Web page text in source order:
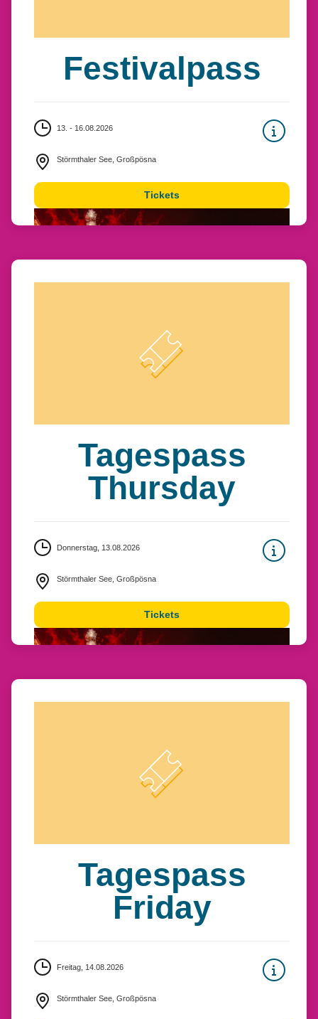
Festivalpass
13. - 16.08.2026
Störmthaler See, Großpösna
Tickets
Tagespass
Thursday
Donnerstag, 13.08.2026
Störmthaler See, Großpösna
Tickets
Tagespass
Friday
Freitag, 14.08.2026
Störmthaler See, Großpösna